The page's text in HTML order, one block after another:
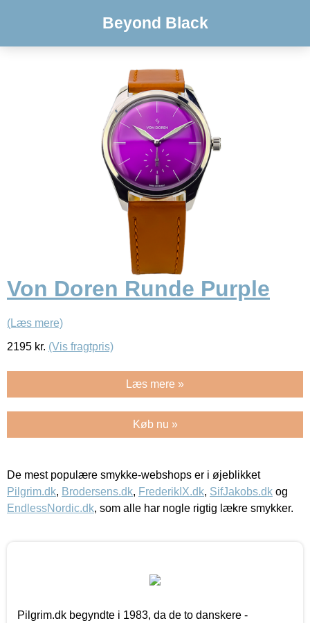
Beyond Black
Von Doren Runde Purple
(Læs mere)
2195 kr. (Vis fragtpris)
Læs mere »
Køb nu »
De mest populære smykke-webshops er i øjeblikket
Pilgrim.dk, Brodersens.dk, FrederikIX.dk, SifJakobs.dk og
EndlessNordic.dk, som alle har nogle rigtig lækre smykker.
Pilgrim.dk begyndte i 1983, da de to danskere -